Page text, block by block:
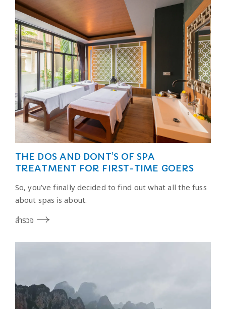
THE DOS AND DONT’S OF SPA
TREATMENT FOR FIRST-TIME GOERS
So, you’ve finally decided to find out what all the fuss
about spas is about.
สำรวจ